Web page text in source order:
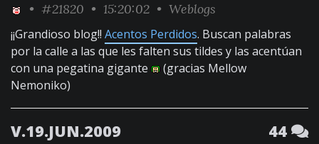
• #21820 • 15:20:02 • Weblogs
¡¡Grandioso blog!! Acentos Perdidos. Buscan palabras
por la calle a las que les falten sus tildes y las acentúan
con una pegatina gigante
(gracias Mellow
Nemoniko)
V.19.JUN.2009 44